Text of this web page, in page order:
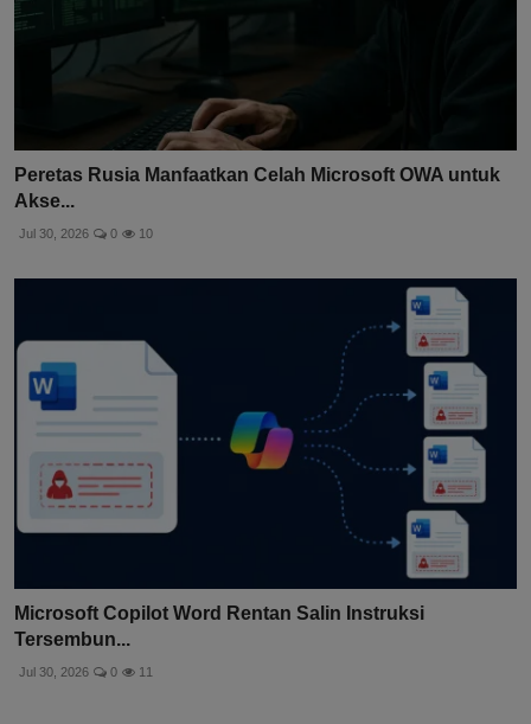
Peretas Rusia Manfaatkan Celah Microsoft OWA untuk
Akse...
Jul 30, 2026 0 10
Microsoft Copilot Word Rentan Salin Instruksi
Tersembun...
Jul 30, 2026 0 11